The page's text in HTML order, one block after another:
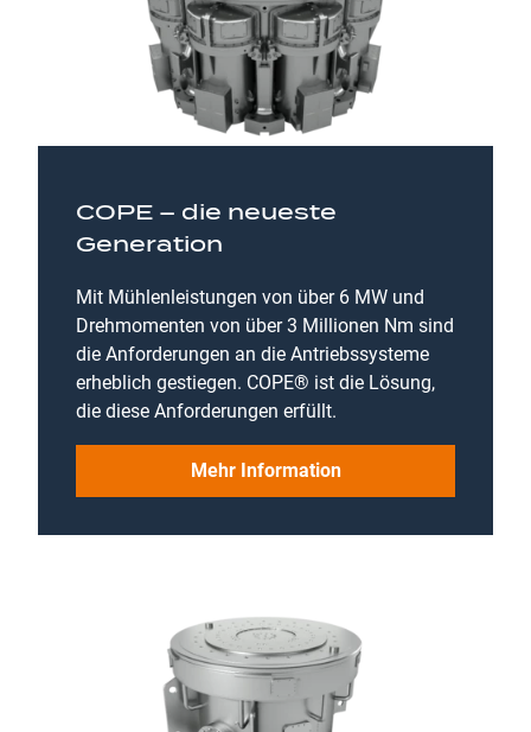
COPE – die neueste
Generation
Mit Mühlenleistungen von über 6 MW und
Drehmomenten von über 3 Millionen Nm sind
die Anforderungen an die Antriebssysteme
erheblich gestiegen. COPE® ist die Lösung,
die diese Anforderungen erfüllt.
Mehr Information